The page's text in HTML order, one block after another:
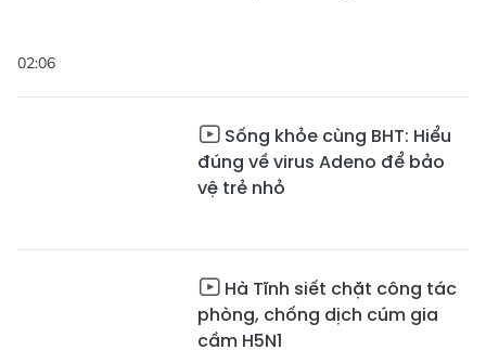
02:06
Sống khỏe cùng BHT: Hiểu
đúng về virus Adeno để bảo
vệ trẻ nhỏ
Hà Tĩnh siết chặt công tác
phòng, chống dịch cúm gia
cầm H5N1